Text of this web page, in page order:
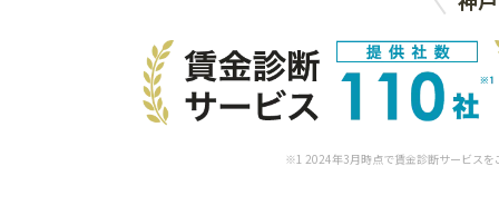
※1 2024年3月時点で賃金診断サービス